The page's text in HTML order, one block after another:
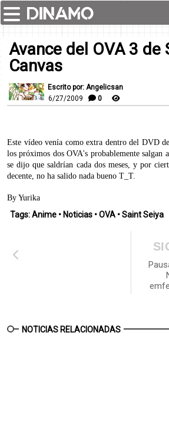
Avance del OVA 3 de
Canvas
Escrito por: Angelicsan
6/27/2009
0
Este vídeo venía como extra dentro del DVD
los próximos dos OVA's probablemente salgan
se dijo que saldrían cada dos meses, y por
decente, no ha salido nada bueno T_T.
By Yurika
Tags:Anime • Noticias •OVA •Saint Seiya
NOTICIAS RELACIONADAS